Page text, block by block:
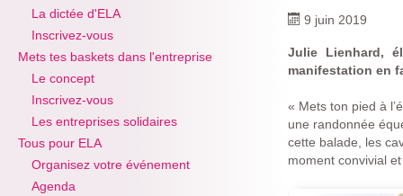
La dictée d'ELA
Inscrivez-vous
Mets tes baskets dans l'entreprise
Le concept
Inscrivez-vous
Les entreprises solidaires
Tous pour ELA
Organisez votre événement
Agenda
9 juin 2019
Julie Lienhard,
manifestation en
« Mets ton pied à
une randonnée
cette balade, les
moment convivial